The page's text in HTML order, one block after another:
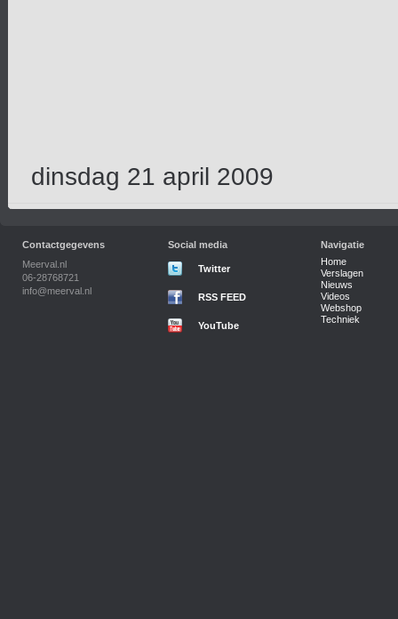
dinsdag 21 april 2009
Contactgegevens
Meerval.nl
06-28768721
info@meerval.nl
Social media
Twitter
RSS FEED
YouTube
Navigatie
Home
Verslagen
Nieuws
Videos
Webshop
Techniek